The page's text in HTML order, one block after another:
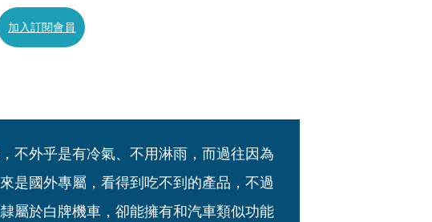
加入訂閱會員
不外乎是有冷氣、不用淋雨，而過往因為
是國外專屬，看得到吃不到的產品，不過
屬於白牌機車，卻能擁有和汽車類似功能